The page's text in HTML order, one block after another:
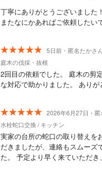
丁寧にありがとうございました
5日前・匿名たかさ
庭木の伐採・抜根
2回目の依頼でした。 庭木の剪
な対応で助かりました。 ありが
2026年6月27日・匿
水栓蛇口交換 / キッチン
実家の台所の蛇口の取り替えを
だきましたが、連絡もスムーズ
た。 予定より早く来ていただ